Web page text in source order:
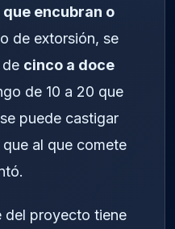
encubran o
de extorsión, se
cinco a doce
de 10 a 20 que
puede castigar
al que comete
del proyecto tiene